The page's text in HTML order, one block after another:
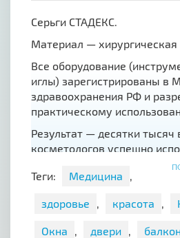
Серьги СТАДЕКС.
Материал — хирургическая
Все оборудование
иглы) зарегистрированы в
здравоохранения РФ и
практическому
Результат — десятки тысяч
косметологов успешно
прокола ушей
Уважаемые клиенты!
Магазин "Целебный
Теги: Медицина ,
здоровье , красота ,
Окна , двери ,